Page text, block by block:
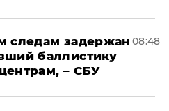
следам задержан
баллистику
– СБУ
08:48